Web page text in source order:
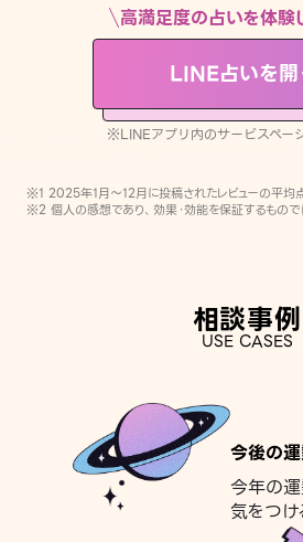
※LINEアプリ内のサービスページへ遷移します
高満足度の占いを体験
LINE占いを開
※LINEアプリ内のサービスペー
※1 2025年1月〜12月に投稿されたレビューの平均
※2 個人の感想であり、効果・効能を保証するもの
相談事例
USE CASES
今後の
今年の
気をつけ